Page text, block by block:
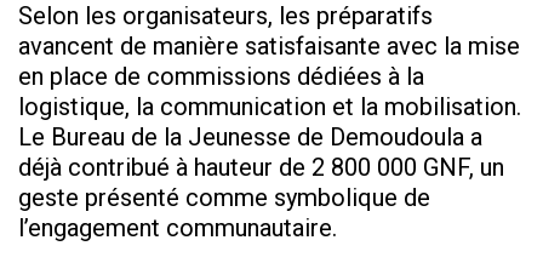
Selon les organisateurs, les préparatifs
avancent de manière satisfaisante avec la mise
en place de commissions dédiées à la
logistique, la communication et la mobilisation.
Le Bureau de la Jeunesse de Demoudoula a
déjà contribué à hauteur de 2 800 000 GNF, un
geste présenté comme symbolique de
l’engagement communautaire.